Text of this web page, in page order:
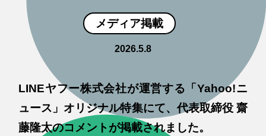
メディア掲載
2026.5.8
LINEヤフー株式会社が運営する「Yahoo!ニ
ュース」オリジナル特集にて、代表取締役 齋
藤隆太のコメントが掲載されました。